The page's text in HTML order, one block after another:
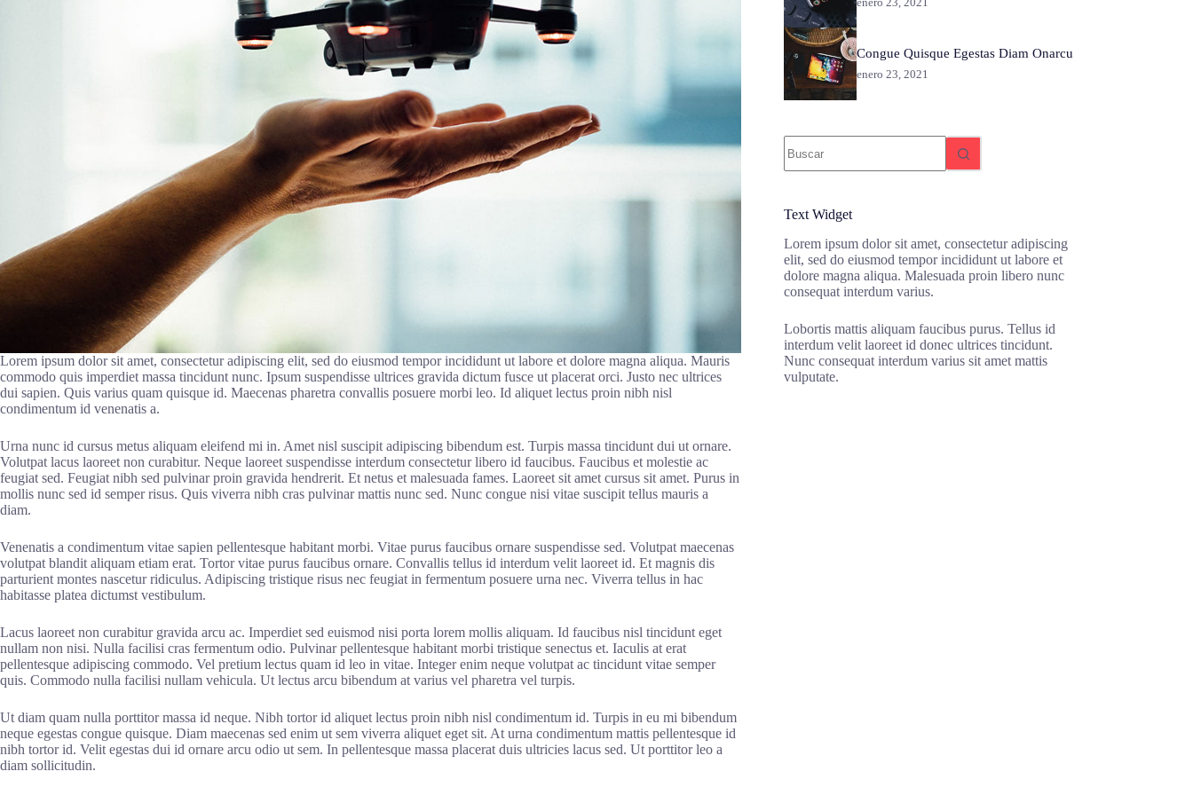
Lorem ipsum dolor sit amet, consectetur adipiscing elit, sed do eiusmod tempor incididunt ut labore et dolore magna aliqua. Mauris
commodo quis imperdiet massa tincidunt nunc. Ipsum suspendisse ultrices gravida dictum fusce ut placerat orci. Justo nec ultrices
dui sapien. Quis varius quam quisque id. Maecenas pharetra convallis posuere morbi leo. Id aliquet lectus proin nibh nisl
condimentum id venenatis a.
Urna nunc id cursus metus aliquam eleifend mi in. Amet nisl suscipit adipiscing bibendum est. Turpis massa tincidunt dui ut ornare.
Volutpat lacus laoreet non curabitur. Neque laoreet suspendisse interdum consectetur libero id faucibus. Faucibus et molestie ac
feugiat sed. Feugiat nibh sed pulvinar proin gravida hendrerit. Et netus et malesuada fames. Laoreet sit amet cursus sit amet. Purus in
mollis nunc sed id semper risus. Quis viverra nibh cras pulvinar mattis nunc sed. Nunc congue nisi vitae suscipit tellus mauris a
diam.
Venenatis a condimentum vitae sapien pellentesque habitant morbi. Vitae purus faucibus ornare suspendisse sed. Volutpat maecenas
volutpat blandit aliquam etiam erat. Tortor vitae purus faucibus ornare. Convallis tellus id interdum velit laoreet id. Et magnis dis
parturient montes nascetur ridiculus. Adipiscing tristique risus nec feugiat in fermentum posuere urna nec. Viverra tellus in hac
habitasse platea dictumst vestibulum.
Lacus laoreet non curabitur gravida arcu ac. Imperdiet sed euismod nisi porta lorem mollis aliquam. Id faucibus nisl tincidunt eget
nullam non nisi. Nulla facilisi cras fermentum odio. Pulvinar pellentesque habitant morbi tristique senectus et. Iaculis at erat
pellentesque adipiscing commodo. Vel pretium lectus quam id leo in vitae. Integer enim neque volutpat ac tincidunt vitae semper
quis. Commodo nulla facilisi nullam vehicula. Ut lectus arcu bibendum at varius vel pharetra vel turpis.
Ut diam quam nulla porttitor massa id neque. Nibh tortor id aliquet lectus proin nibh nisl condimentum id. Turpis in eu mi bibendum
neque egestas congue quisque. Diam maecenas sed enim ut sem viverra aliquet eget sit. At urna condimentum mattis pellentesque id
nibh tortor id. Velit egestas dui id ornare arcu odio ut sem. In pellentesque massa placerat duis ultricies lacus sed. Ut porttitor leo a
diam sollicitudin.
Congue Quisque Egestas Diam Onarcu
enero 23, 2021
resultados
Text Widget
Lorem ipsum dolor sit amet, consectetur adipiscing
elit, sed do eiusmod tempor incididunt ut labore et
dolore magna aliqua. Malesuada proin libero nunc
consequat interdum varius.
Lobortis mattis aliquam faucibus purus. Tellus id
interdum velit laoreet id donec ultrices tincidunt.
Nunc consequat interdum varius sit amet mattis
vulputate.